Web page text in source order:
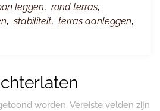
leggen, rond terras,
, stabiliteit, terras aanleggen,
worden. Vereiste velden zijn